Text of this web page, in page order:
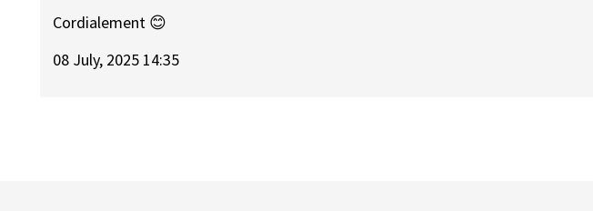
Cordialement 😊
08 July, 2025 14:35